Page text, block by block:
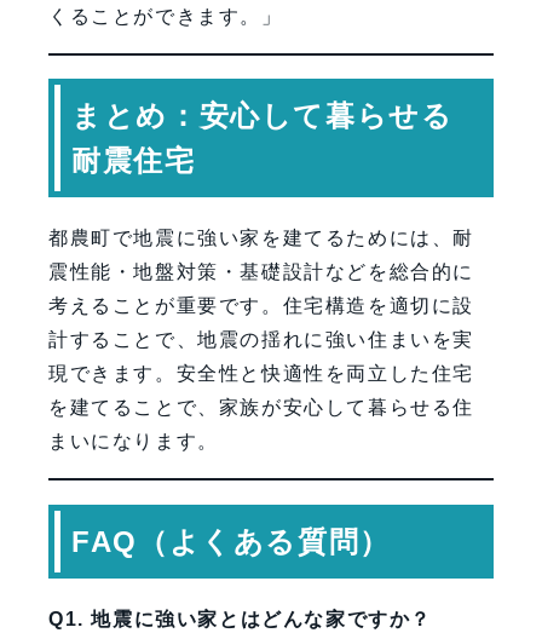
くることができます。」
まとめ：安心して暮らせる
耐震住宅
都農町で地震に強い家を建てるためには、耐
震性能・地盤対策・基礎設計などを総合的に
考えることが重要です。住宅構造を適切に設
計することで、地震の揺れに強い住まいを実
現できます。安全性と快適性を両立した住宅
を建てることで、家族が安心して暮らせる住
まいになります。
FAQ（よくある質問）
Q1. 地震に強い家とはどんな家ですか？